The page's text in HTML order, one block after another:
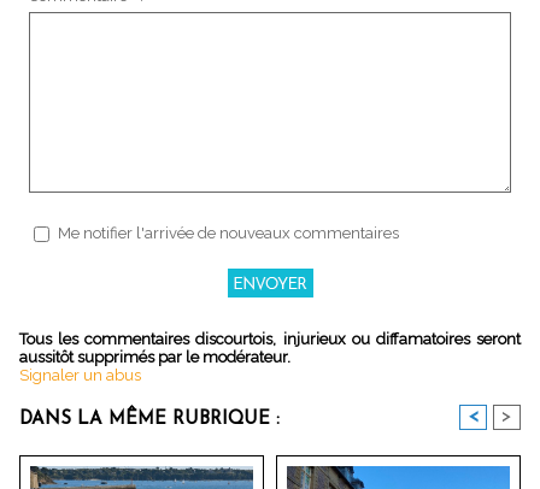
Me notifier l'arrivée de nouveaux commentaires
Tous les commentaires discourtois, injurieux ou diffamatoires seront
aussitôt supprimés par le modérateur.
Signaler un abus
DANS LA MÊME RUBRIQUE : < >